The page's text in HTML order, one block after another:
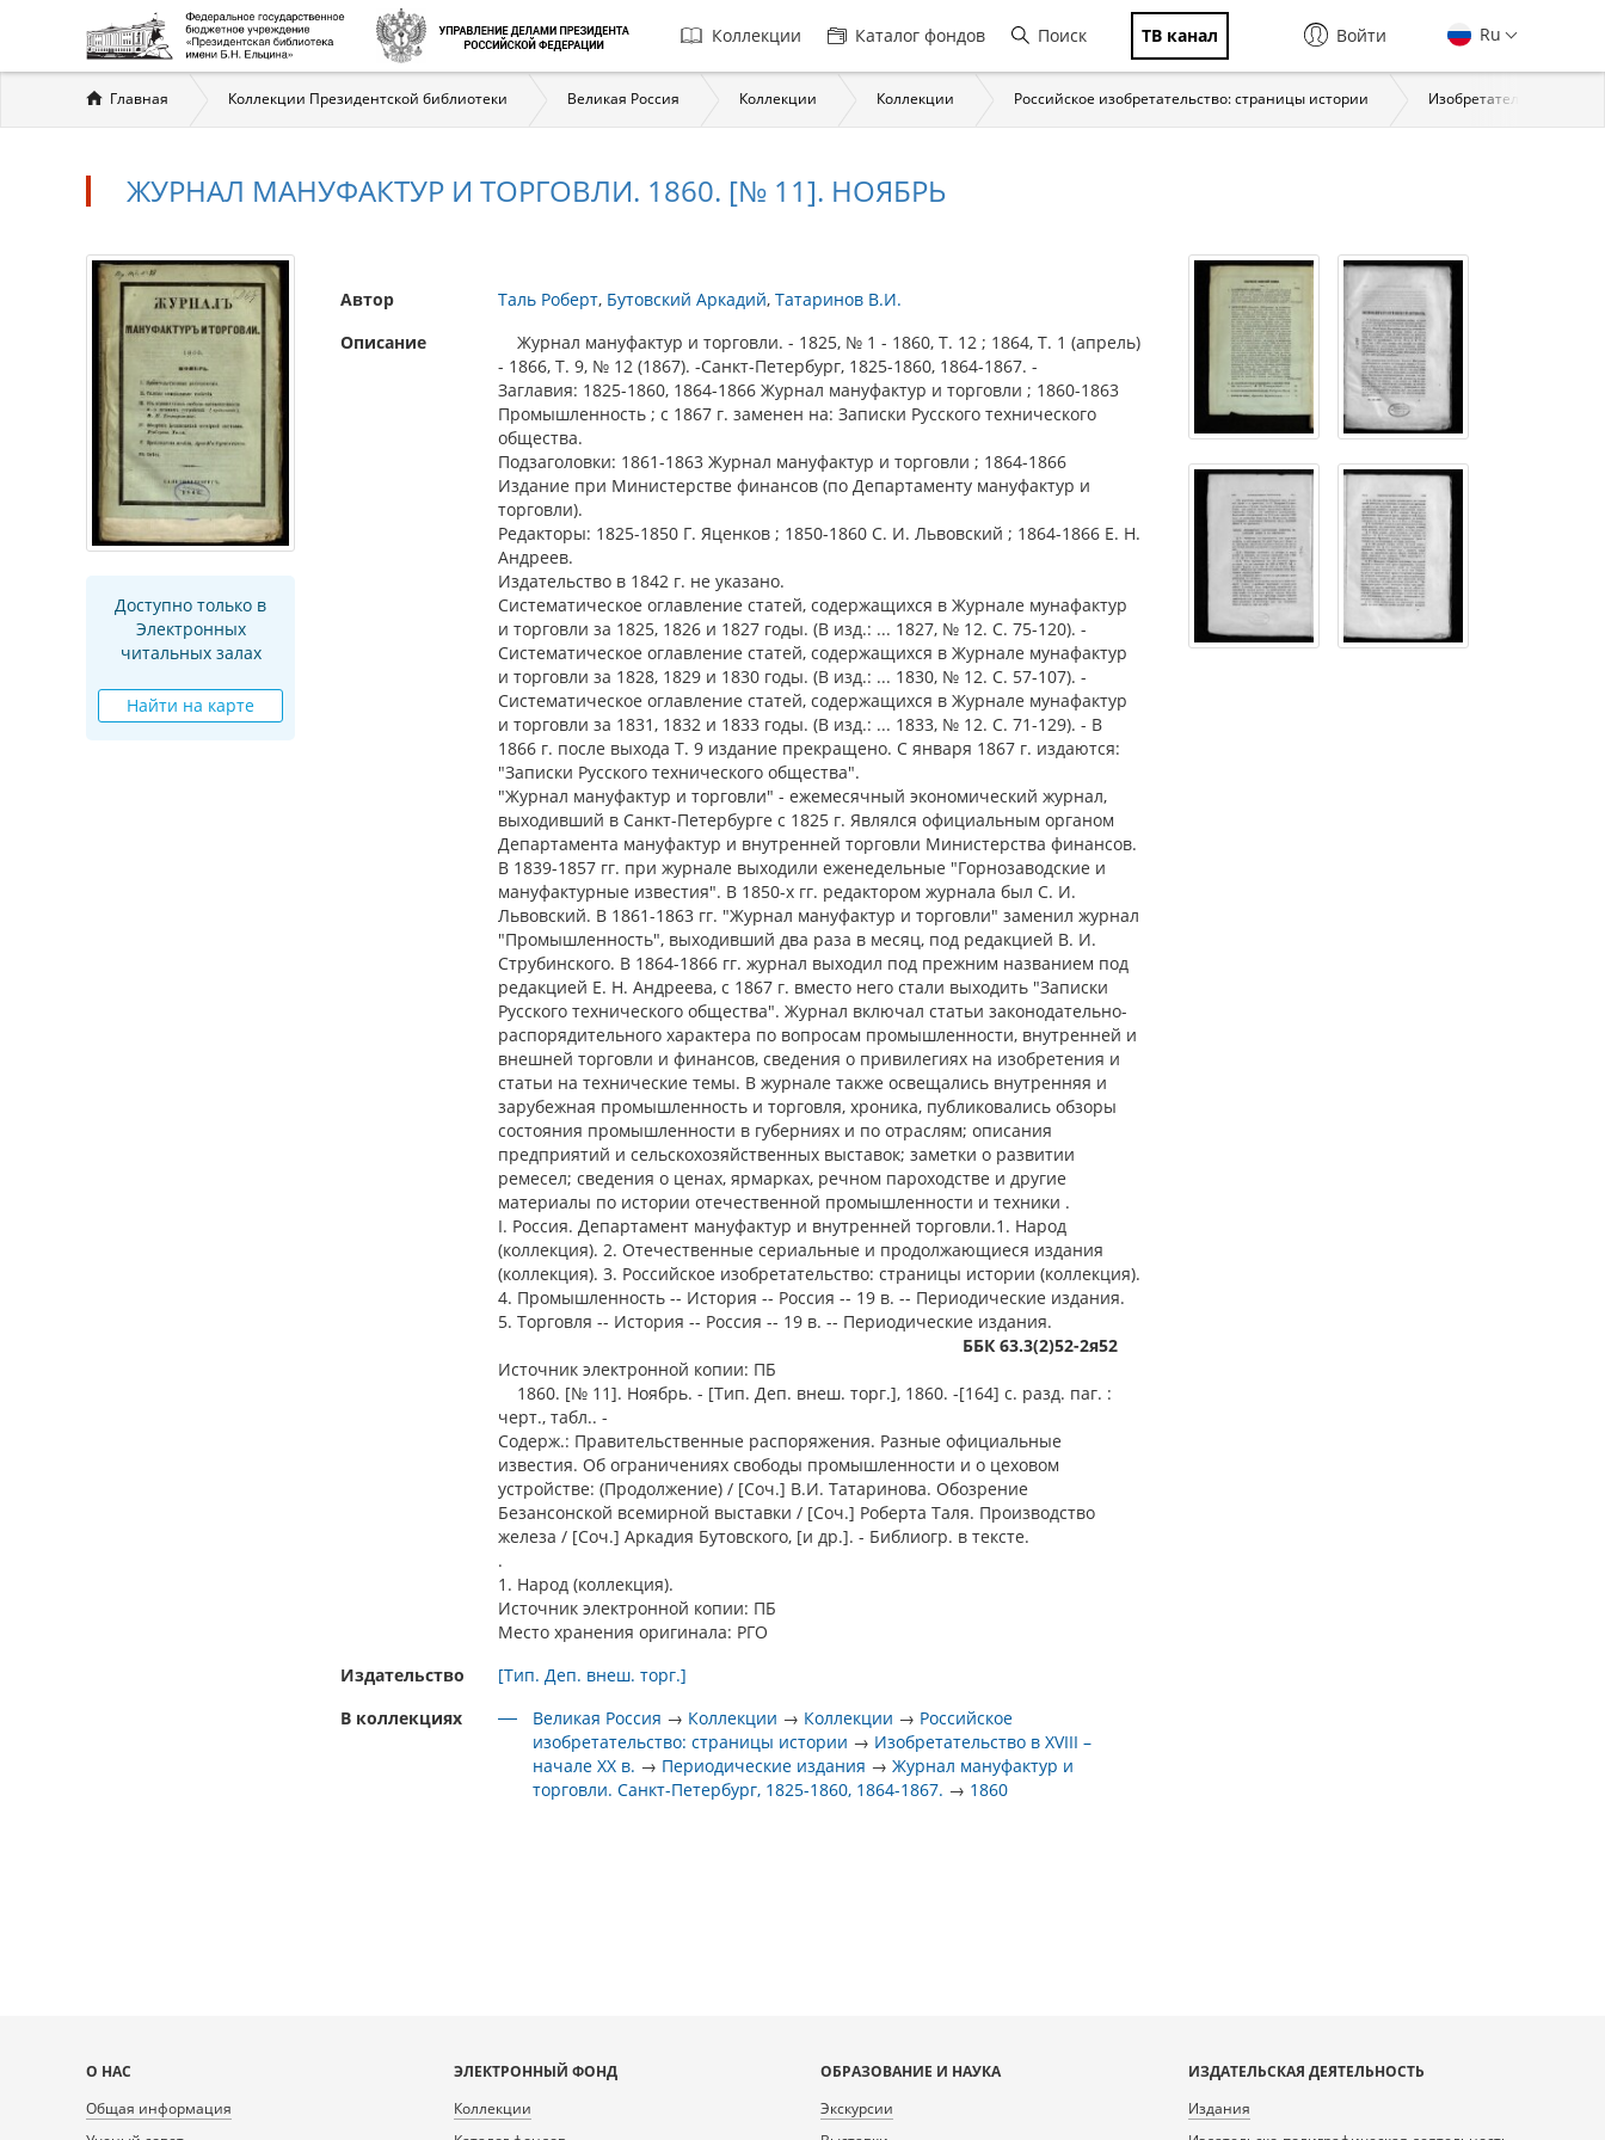
Главная
навигация
Коллекции Каталог фондов Поиск ТВ канал Ru
Войти
Вы
здесь
Главная Коллекции Президентской библиотеки Великая Россия Коллекции Коллекции Российское изобретательство: страницы истории Изобретательство в
ЖУРНАЛ МАНУФАКТУР И ТОРГОВЛИ. 1860. [№ 11]. НОЯБРЬ
Доступно только в
Электронных
читальных залах
Найти на карте
Автор Таль Роберт Бутовский Аркадий Татаринов В.И.
Описание
Журнал мануфактур и торговли. - 1825, № 1 - 1860, Т. 12 ; 1864, Т. 1 (апрель)
- 1866, Т. 9, № 12 (1867). -Санкт-Петербург, 1825-1860, 1864-1867. -
Заглавия: 1825-1860, 1864-1866 Журнал мануфактур и торговли ; 1860-1863
Промышленность ; с 1867 г. заменен на: Записки Русского технического
общества.
Подзаголовки: 1861-1863 Журнал мануфактур и торговли ; 1864-1866
Издание при Министерстве финансов (по Департаменту мануфактур и
торговли).
Редакторы: 1825-1850 Г. Яценков ; 1850-1860 С. И. Львовский ; 1864-1866 Е. Н.
Андреев.
Издательство в 1842 г. не указано.
Систематическое оглавление статей, содержащихся в Журнале мунафактур
и торговли за 1825, 1826 и 1827 годы. (В изд.: ... 1827, № 12. С. 75-120). -
Систематическое оглавление статей, содержащихся в Журнале мунафактур
и торговли за 1828, 1829 и 1830 годы. (В изд.: ... 1830, № 12. С. 57-107). -
Систематическое оглавление статей, содержащихся в Журнале мунафактур
и торговли за 1831, 1832 и 1833 годы. (В изд.: ... 1833, № 12. С. 71-129). - В
1866 г. после выхода Т. 9 издание прекращено. С января 1867 г. издаются:
"Записки Русского технического общества".
"Журнал мануфактур и торговли" - ежемесячный экономический журнал,
выходивший в Санкт-Петербурге с 1825 г. Являлся официальным органом
Департамента мануфактур и внутренней торговли Министерства финансов.
В 1839-1857 гг. при журнале выходили еженедельные "Горнозаводские и
мануфактурные известия". В 1850-х гг. редактором журнала был С. И.
Львовский. В 1861-1863 гг. "Журнал мануфактур и торговли" заменил журнал
"Промышленность", выходивший два раза в месяц, под редакцией В. И.
Струбинского. В 1864-1866 гг. журнал выходил под прежним названием под
редакцией Е. Н. Андреева, с 1867 г. вместо него стали выходить "Записки
Русского технического общества". Журнал включал статьи законодательно-
распорядительного характера по вопросам промышленности, внутренней и
внешней торговли и финансов, сведения о привилегиях на изобретения и
статьи на технические темы. В журнале также освещались внутренняя и
зарубежная промышленность и торговля, хроника, публиковались обзоры
состояния промышленности в губерниях и по отраслям; описания
предприятий и сельскохозяйственных выставок; заметки о развитии
ремесел; сведения о ценах, ярмарках, речном пароходстве и другие
материалы по истории отечественной промышленности и техники .
I. Россия. Департамент мануфактур и внутренней торговли.1. Народ
(коллекция). 2. Отечественные сериальные и продолжающиеся издания
(коллекция). 3. Российское изобретательство: страницы истории (коллекция).
4. Промышленность -- История -- Россия -- 19 в. -- Периодические издания.
5. Торговля -- История -- Россия -- 19 в. -- Периодические издания.
ББК 63.3(2)52-2я52
Источник электронной копии: ПБ
1860. [№ 11]. Ноябрь. - [Тип. Деп. внеш. торг.], 1860. -[164] с. разд. паг. :
черт., табл.. -
Содерж.: Правительственные распоряжения. Разные официальные
известия. Об ограничениях свободы промышленности и о цеховом
устройстве: (Продолжение) / [Соч.] В.И. Татаринова. Обозрение
Безансонской всемирной выставки / [Соч.] Роберта Таля. Производство
железа / [Соч.] Аркадия Бутовского, [и др.]. - Библиогр. в тексте.
.
1. Народ (коллекция).
Источник электронной копии: ПБ
Место хранения оригинала: РГО
Издательство
[Тип. Деп. внеш. торг.]
В коллекциях
Великая Россия → Коллекции → Коллекции → Российское
изобретательство: страницы истории → Изобретательство в XVIII –
начале XX в. → Периодические издания →Журнал мануфактур и
торговли. Санкт-Петербург, 1825-1860, 1864-1867. → 1860
Карта
сайта
О НАС
Общая информация
ЭЛЕКТРОННЫЙ ФОНД
Коллекции
ОБРАЗОВАНИЕ И НАУКА
Экскурсии
ИЗДАТЕЛЬСКАЯ ДЕЯТЕЛЬНОСТЬ
Издания